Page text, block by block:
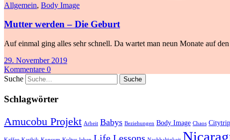
Allgemein, Body Image
Mutter werden – Die Geburt
Auf einmal ging alles sehr schnell. Da wartet man neun Monate auf
29. November 2019
Kommentare 0
Suche
Schlagwörter
Amucobu Projekt Arbeit Babys Beziehungen Body Image Chaos